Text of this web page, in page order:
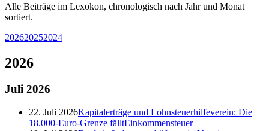
Alle Beiträge im Lexokon, chronologisch nach Jahr und Monat
sortiert.
202620252024
2026
Juli 2026
22. Juli 2026Kapitalerträge und Lohnsteuerhilfeverein: Die
18.000-Euro-Grenze fälltEinkommensteuer